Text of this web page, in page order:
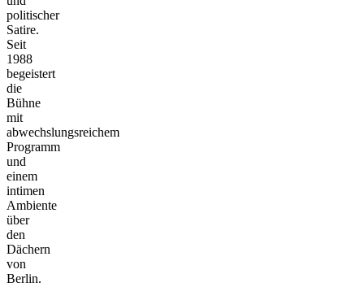
politischer
Satire.
Seit
1988
begeistert
die
Bühne
mit
abwechslungsreichem
Programm
und
einem
intimen
Ambiente
über
den
Dächern
von
Berlin.